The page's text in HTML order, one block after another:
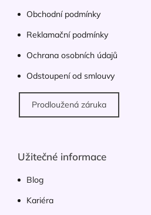
Obchodní podmínky
Reklamační podmínky
Ochrana osobních údajů
Odstoupení od smlouvy
Prodloužená záruka
Užitečné informace
Blog
Kariéra